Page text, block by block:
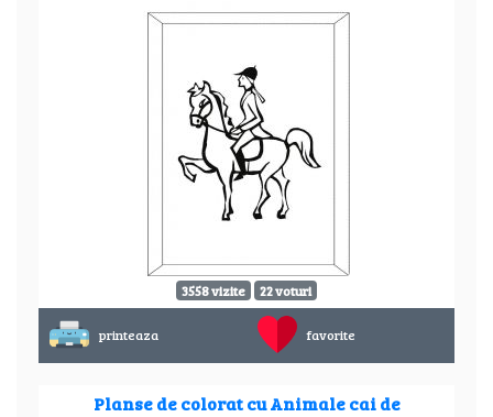
3558 vizite 22 voturi
printeaza favorite
Planse de colorat cu Animale cai de